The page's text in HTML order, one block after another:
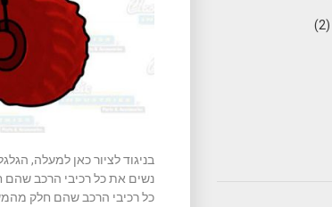
בניגוד לציור כאן למעלה,
נשים את כל רכיבי הרכב
כל רכיבי הרכב שהם חלק
(2)